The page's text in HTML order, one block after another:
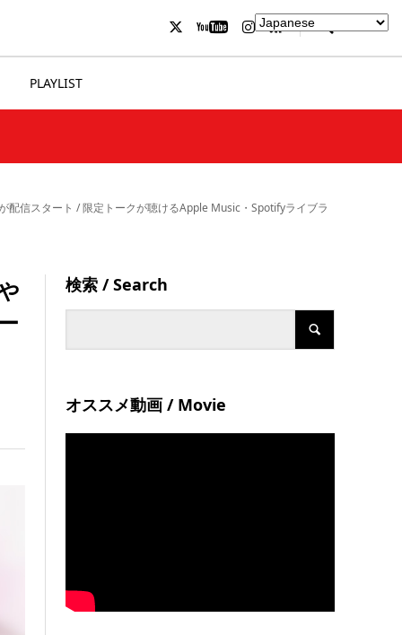
PLAYLIST
配信スタート / 限定トークが聴けるApple Music・Spotifyライブラ
検索 / Search
オススメ動画 / Movie